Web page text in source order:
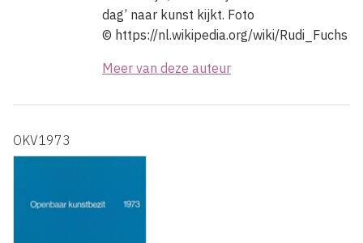
dag’ naar kunst kijkt. Foto
© https://nl.wikipedia.org/wiki/Rudi_Fuchs
Meer van deze auteur
OKV1973